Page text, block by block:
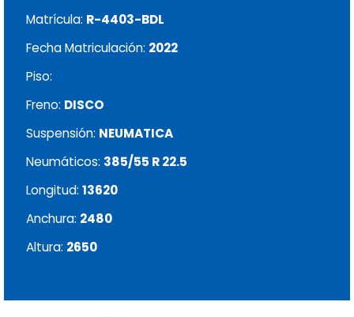
Matrícula: R-4403-BDL
Fecha Matriculación: 2022
Piso:
Freno: DISCO
Suspensión: NEUMATICA
Neumáticos: 385/55 R 22.5
Longitud: 13620
Anchura: 2480
Altura: 2650